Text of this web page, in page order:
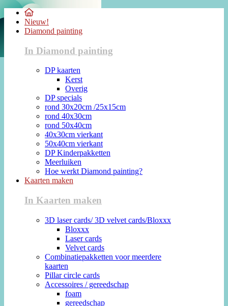
Nieuw!
Diamond painting
In Diamond painting
DP kaarten
Kerst
Overig
DP specials
rond 30x20cm /25x15cm
rond 40x30cm
rond 50x40cm
40x30cm vierkant
50x40cm vierkant
DP Kinderpakketten
Meerluiken
Hoe werkt Diamond painting?
Kaarten maken
In Kaarten maken
3D laser cards/ 3D velvet cards/Bloxxx
Bloxxx
Laser cards
Velvet cards
Combinatiepakketten voor meerdere
kaarten
Pillar circle cards
Accessoires / gereedschap
foam
gereedschap